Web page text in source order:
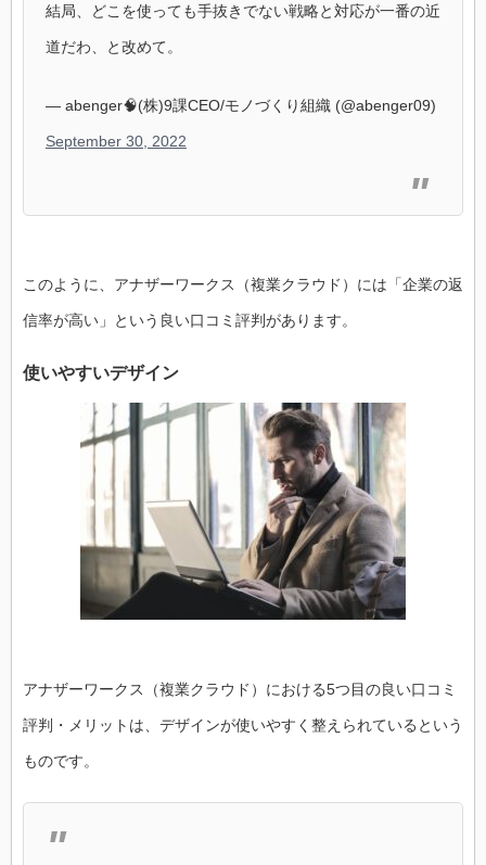
結局、どこを使っても手抜きでない戦略と対応が一番の近
道だわ、と改めて。
— abenger🧠(株)9課CEO/モノづくり組織 (@abenger09)
September 30, 2022
このように、アナザーワークス（複業クラウド）には「企業の返
信率が高い」という良い口コミ評判があります。
使いやすいデザイン
アナザーワークス（複業クラウド）における5つ目の良い口コミ
評判・メリットは、デザインが使いやすく整えられているという
ものです。